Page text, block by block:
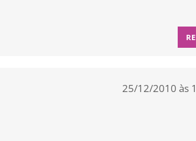
25/12/2010 às